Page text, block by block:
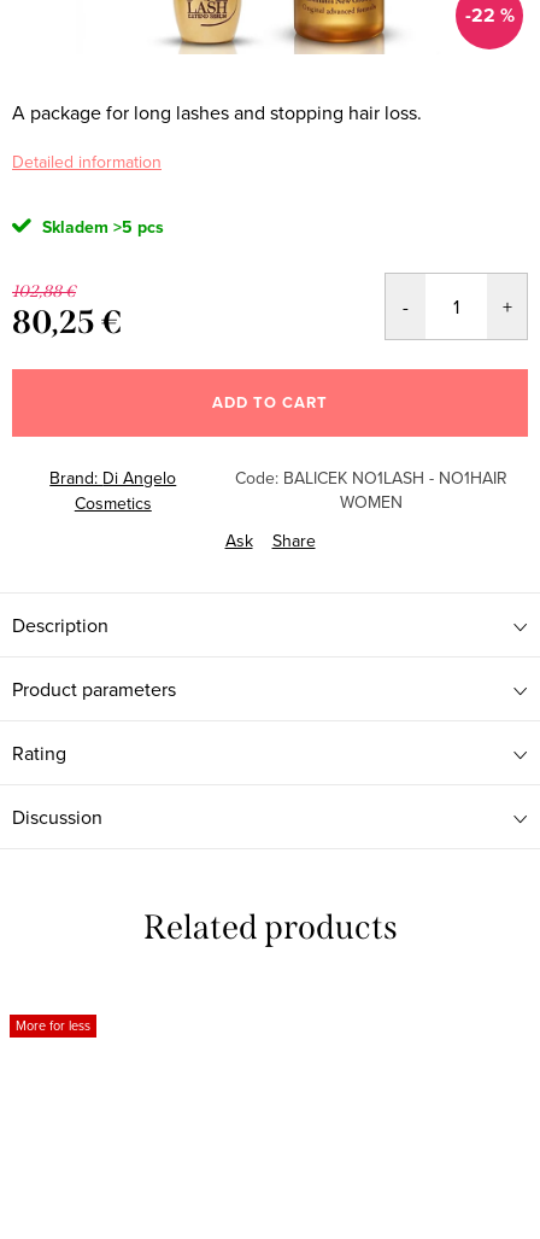
-22 %
A package for long lashes and stopping hair loss.
Detailed information
Skladem >5 pcs
102,88 €
80,25 €
price:
ADD TO CART
Brand: Di Angelo
Cosmetics
Code: BALICEK NO1LASH - NO1HAIR
WOMEN
Ask
Share
Description
Product parameters
Rating
Discussion
Related products
More for less